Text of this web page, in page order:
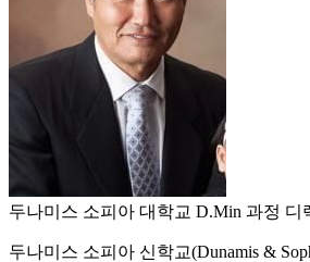
두나미스 소피아 대학교 D.Min 과정 디
두나미스 소피아 신학교(Dunamis &